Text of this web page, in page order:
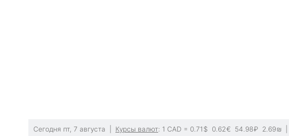
Сегодня пт, 7 августа | Курсы валют: 1 CAD = 0.71 $ 0.62€ 54.98₽ 2.69₪